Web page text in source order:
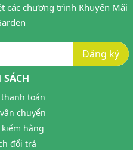
các chương trình Khuyến Mãi
Đăng ký
toán
chuyển
hàng
đổi trả